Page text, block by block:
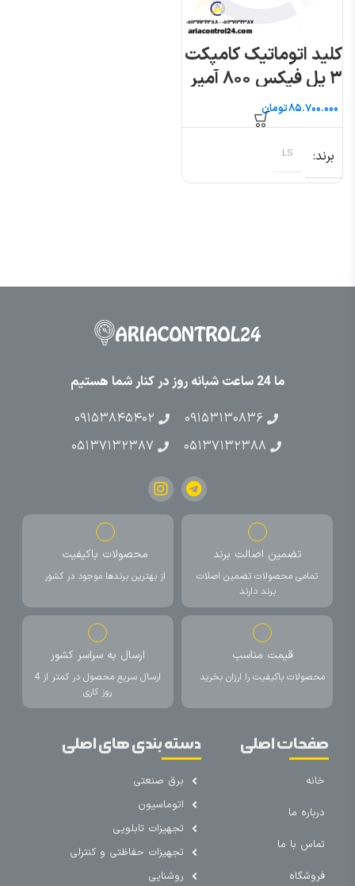
کلید اتوماتیک کامپکت
۳ پل فیکس ۸۰۰ آمپر
(متاسول) ال اس
تومان
برند LS
ما 24 ساعت شبانه روز در کنار شما هستیم
۰۹۱۵۳۱۳۰۸۳۶
۰۹۱۵۳۸۴۵۴۰۲
۰۵۱۳۷۱۳۲۳۸۸
۰۵۱۳۷۱۳۲۳۸۷
تضمین اصالت برند
تمامی محصولات تضمین اصلات
برند دارند
محصولات باکیفیت
از بهترین برندها موجود در کشور
قیمت مناسب
محصولات باکیفیت را ارزان بخرید
ارسال به سراسر کشور
ارسال سریع محصول در کمتر از 4
روز کاری
صفحات اصلی
خانه
درباره ما
تماس با ما
فروشگاه
دسته بندی های اصلی
برق صنعتی
اتوماسیون
تجهیزات تابلویی
تجهیزات حفاظتی و کنترلی
روشنایی